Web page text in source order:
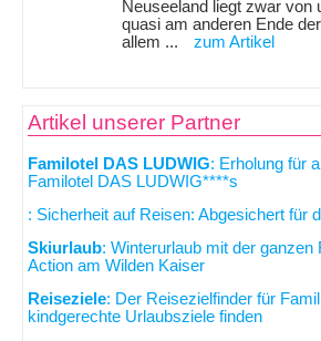
Neuseeland liegt zwar von
quasi am anderen Ende
allem ...
zum Artikel
Artikel unserer Partner
Familotel DAS LUDWIG: Erholung für
Familotel DAS LUDWIG****s
: Sicherheit auf Reisen: Abgesichert für
Skiurlaub: Winterurlaub mit der ganzen
Action am Wilden Kaiser
Reiseziele: Der Reisezielfinder für
kindgerechte Urlaubsziele finden